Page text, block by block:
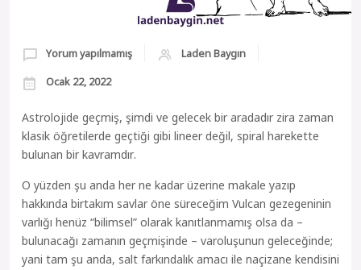
Yorum yapılmamış Laden Baygın
Ocak 22, 2022
Astrolojide geçmiş, şimdi ve gelecek bir aradadır zira zaman
klasik öğretilerde geçtiği gibi lineer değil, spiral harekette
bulunan bir kavramdır.
O yüzden şu anda her ne kadar üzerine makale yazıp
hakkında birtakım savlar öne süreceğim Vulcan gezegeninin
varlığı henüz “bilimsel” olarak kanıtlanmamış olsa da –
bulunacağı zamanın geçmişinde – varoluşunun geleceğinde;
yani tam şu anda, salt farkındalık amacı ile naçizane kendisini